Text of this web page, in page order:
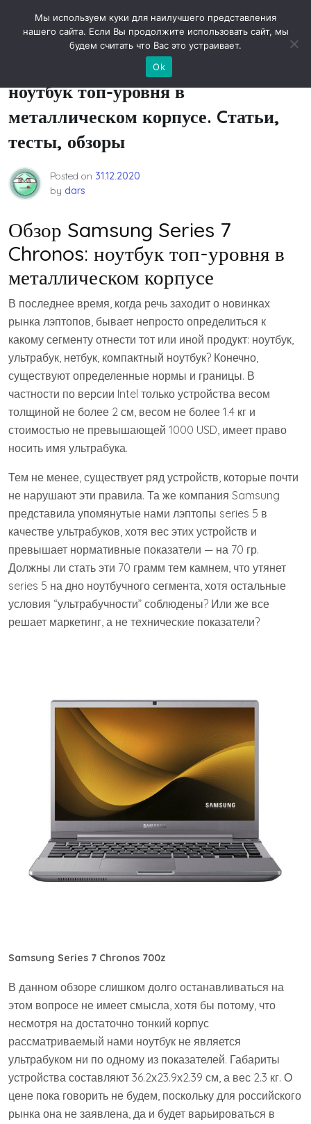
Новости технологий
Обзор Samsung Series 7 Chronos:
ноутбук топ-уровня в
металлическом корпусе. Cтатьи,
тесты, обзоры
Posted on 31.12.2020
by dars
Обзор Samsung Series 7
Chronos: ноутбук топ-уровня в
металлическом корпусе
В последнее время, когда речь заходит о новинках
рынка лэптопов, бывает непросто определиться к
какому сегменту отнести тот или иной продукт: ноутбук,
ультрабук, нетбук, компактный ноутбук? Конечно,
существуют определенные нормы и границы. В
частности по версии Intel только устройства весом
толщиной не более 2 см, весом не более 1.4 кг и
стоимостью не превышающей 1000 USD, имеет право
носить имя ультрабука.
Тем не менее, существует ряд устройств, которые почти
не нарушают эти правила. Та же компания Samsung
представила упомянутые нами лэптопы series 5 в
качестве ультрабуков, хотя вес этих устройств и
превышает нормативные показатели — на 70 гр.
Должны ли стать эти 70 грамм тем камнем, что утянет
series 5 на дно ноутбучного сегмента, хотя остальные
условия “ультрабучности” соблюдены? Или же все
решает маркетинг, а не технические показатели?
Samsung Series 7 Chronos 700z
В данном обзоре слишком долго останавливаться на
этом вопросе не имеет смысла, хотя бы потому, что
несмотря на достаточно тонкий корпус
рассматриваемый нами ноутбук не является
ультрабуком ни по одному из показателей. Габариты
устройства составляют 36.2х23.9х2.39 см, а вес 2.3 кг. О
цене пока говорить не будем, поскольку для российского
рынка она не заявлена, да и будет варьироваться в
Мы используем куки для наилучшего представления
нашего сайта. Если Вы продолжите использовать сайт, мы
будем считать что Вас это устраивает.
Ok